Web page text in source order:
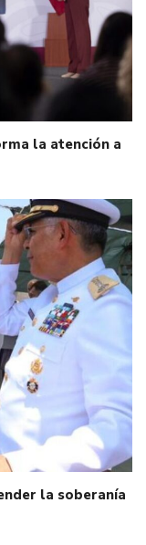
la atención a
la soberanía